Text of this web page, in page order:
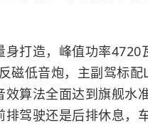
打造，峰值功率4720
磁低音炮，主副驾标
算法全面达到旗舰水
驾驶还是后排休息，